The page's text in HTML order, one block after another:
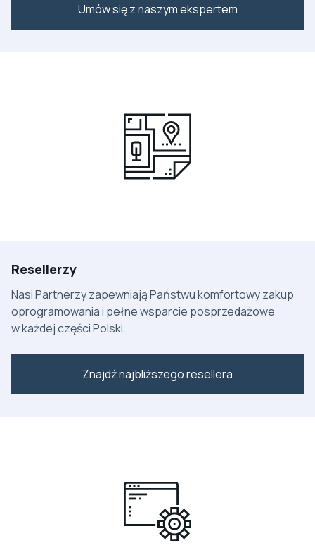
Umów się z naszym ekspertem
Resellerzy
Nasi Partnerzy zapewniają Państwu komfortowy zakup
oprogramowania i pełne wsparcie posprzedażowe
w każdej części Polski.
Znajdź najbliższego resellera